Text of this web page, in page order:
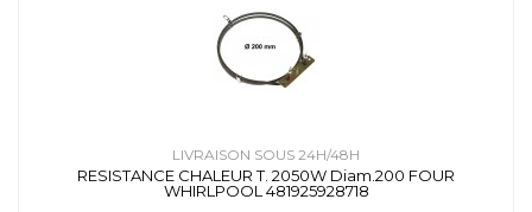
LIVRAISON SOUS 24H/48H
RESISTANCE CHALEUR T. 2050W Diam.200 FOUR
WHIRLPOOL 481925928718